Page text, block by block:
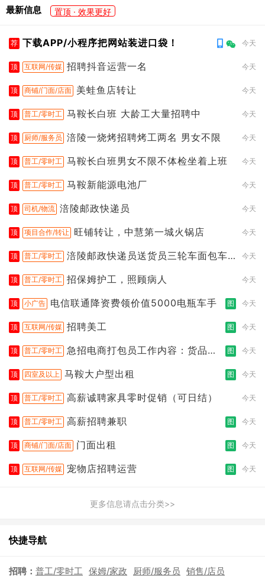
最新信息 置顶 · 效果更好
荐 下载APP/小程序把网站装进口袋！ 今天
顶 互联网/传媒 招聘抖音运营一名 今天
顶 商铺/门面/店面 美蛙鱼店转让 今天
顶 普工/零时工 马鞍长白班 大龄工大量招聘中 今天
顶 厨师/服务员 涪陵一烧烤招聘烤工两名 男女不限 今天
顶 普工/零时工 马鞍长白班男女不限不体检坐着上班 今天
顶 普工/零时工 马鞍新能源电池厂 今天
顶 司机/物流 涪陵邮政快递员 今天
顶 项目合作/转让 旺铺转让，中慧第一城火锅店 今天
顶 普工/零时工 涪陵邮政快递员送货员三轮车面包车
今天
顶 普工/零时工 招保姆护工，照顾病人 今天
顶 小广告 电信联通降资费领价值5000电瓶车手 图 今天
顶 互联网/传媒 招聘美工 图 今天
顶 普工/零时工 急招电商打包员工作内容：货品分
图 今天
顶 四室及以上 马鞍大户型出租 图 今天
顶 普工/零时工 高薪诚聘家具零时促销（可日结） 今天
顶 普工/零时工 高薪招聘兼职 图 今天
顶 商铺/门面/店面 门面出租 图 今天
顶 互联网/传媒 宠物店招聘运营 图 今天
更多信息请点击分类>>
快捷导航
招聘： 普工/零时工 保姆/家政 厨师/服务员 销售/店员